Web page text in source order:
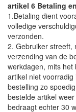
artikel 6 Betaling
1.Betaling dient
volledige
verzonden.
2. Gebruiker streeft,
verzending van de
werkdagen, mits
artikel niet
bestelling zo
bestelde artikel
bedraagt echter 30